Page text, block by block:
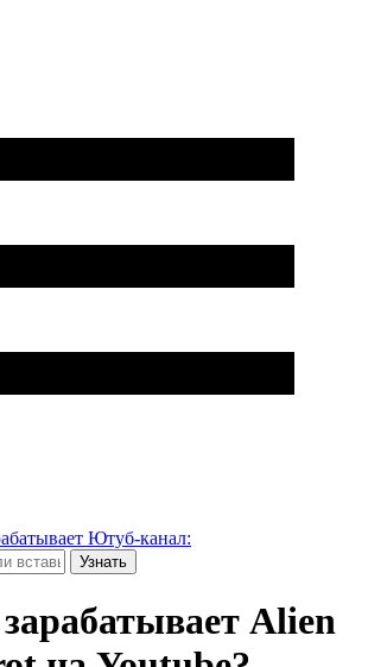
Ютуб-канал:
Узнать
Alien